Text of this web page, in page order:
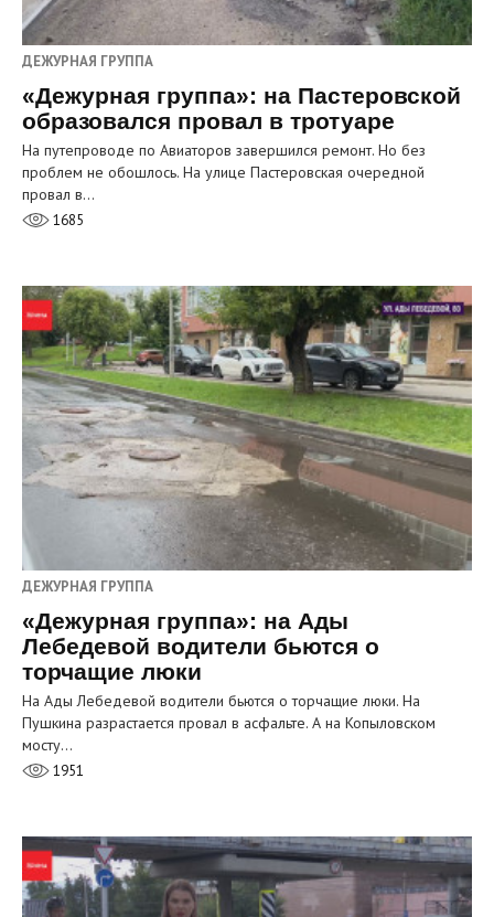
ДЕЖУРНАЯ ГРУППА
«Дежурная группа»: на Пастеровской
образовался провал в тротуаре
На путепроводе по Авиаторов завершился ремонт. Но без
проблем не обошлось. На улице Пастеровская очередной
провал в…
1685
ДЕЖУРНАЯ ГРУППА
«Дежурная группа»: на Ады
Лебедевой водители бьются о
торчащие люки
На Ады Лебедевой водители бьются о торчащие люки. На
Пушкина разрастается провал в асфальте. А на Копыловском
мосту…
1951